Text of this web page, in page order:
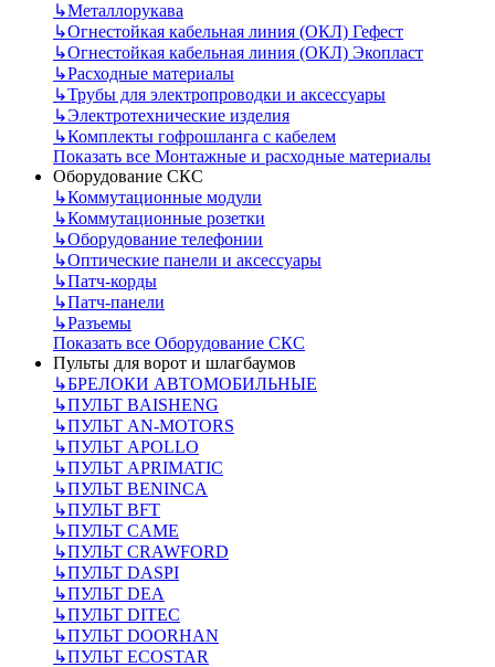
↳Металлорукава
↳Огнестойкая кабельная линия (ОКЛ) Гефест
↳Огнестойкая кабельная линия (ОКЛ) Экопласт
↳Расходные материалы
↳Трубы для электропроводки и аксессуары
↳Электротехнические изделия
↳Комплекты гофрошланга с кабелем
Показать все Монтажные и расходные материалы
Оборудование СКС
↳Коммутационные модули
↳Коммутационные розетки
↳Оборудование телефонии
↳Оптические панели и аксессуары
↳Патч-корды
↳Патч-панели
↳Разъемы
Показать все Оборудование СКС
Пульты для ворот и шлагбаумов
↳БРЕЛОКИ АВТОМОБИЛЬНЫЕ
↳ПУЛЬТ BAISHENG
↳ПУЛЬТ AN-MOTORS
↳ПУЛЬТ APOLLO
↳ПУЛЬТ APRIMATIC
↳ПУЛЬТ BENINCA
↳ПУЛЬТ BFT
↳ПУЛЬТ CAME
↳ПУЛЬТ CRAWFORD
↳ПУЛЬТ DASPI
↳ПУЛЬТ DEA
↳ПУЛЬТ DITEC
↳ПУЛЬТ DOORHAN
↳ПУЛЬТ ECOSTAR